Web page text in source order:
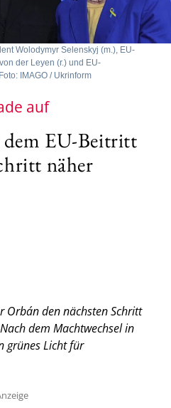
Wolodymyr Selenskyj (m.), EU-
der Leyen (r.) und EU-
IMAGO / Ukrinform
auf
EU-Beitritt
näher
Orbán den nächsten Schritt
dem Machtwechsel in
grünes Licht für